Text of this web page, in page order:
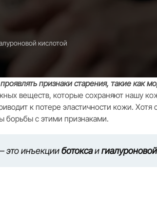
кислотой
признаки старения, такие как
веществ, которые сохраняют нашу
к потере эластичности кожи.
борьбы с этими признаками.
это инъекцииботоксаи